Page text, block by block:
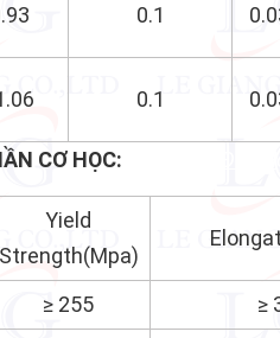
0.1
0.1
CƠ HỌC:
Yield
Strength(Mpa)
≥ 255
≥